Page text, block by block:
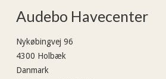
Audebo Havecenter
Nykøbingvej 96
4300 Holbæk
Danmark